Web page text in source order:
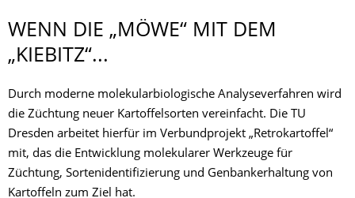
WENN DIE „MÖWE“ MIT DEM
„KIEBITZ“...
Durch moderne molekularbiologische Analyseverfahren wird
die Züchtung neuer Kartoffelsorten vereinfacht. Die TU
Dresden arbeitet hierfür im Verbundprojekt „Retrokartoffel“
mit, das die Entwicklung molekularer Werkzeuge für
Züchtung, Sortenidentifizierung und Genbankerhaltung von
Kartoffeln zum Ziel hat.